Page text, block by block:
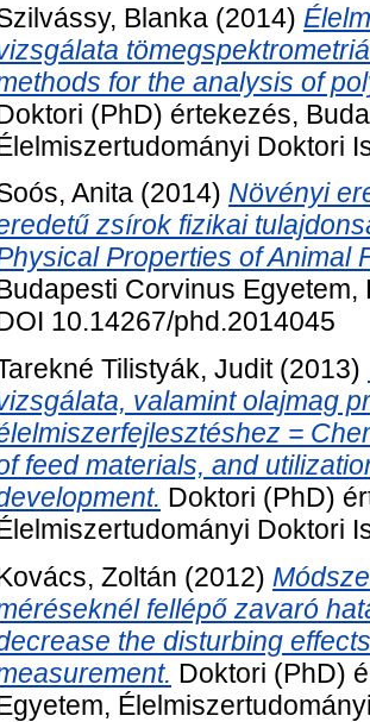
Blanka (2014)
for the analysis of
(PhD) értekezés,
Doktori
Anita (2014) Növényi
zsírok fizikai
Properties of Animal
Corvinus
10.14267/phd.2014045
Tilistyák, Judit(2013)
valamint olajmag
=
feed materials, and
Doktori (PhD)
Doktori
Zoltán (2012)
fellépő zavaró
the disturbing
Doktori (PhD)